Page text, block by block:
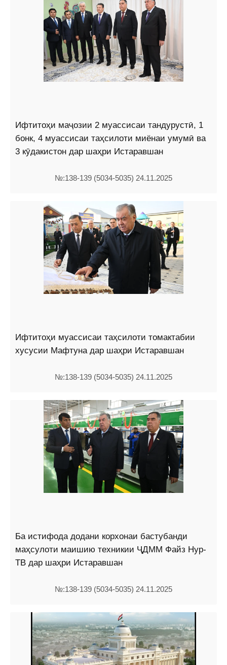
Ифтитоҳи маҷозии 2 муассисаи тандурустӣ, 1
бонк, 4 муассисаи таҳсилоти миёнаи умумӣ ва
3 кӯдакистон дар шаҳри Истаравшан
№:138-139 (5034-5035) 24.11.2025
Ифтитоҳи муассисаи таҳсилоти томактабии
хусусии Мафтуна дар шаҳри Истаравшан
№:138-139 (5034-5035) 24.11.2025
Ба истифода додани корхонаи бастубанди
маҳсулоти маишию техникии ҶДММ Файз Нур-
ТВ дар шаҳри Истаравшан
№:138-139 (5034-5035) 24.11.2025